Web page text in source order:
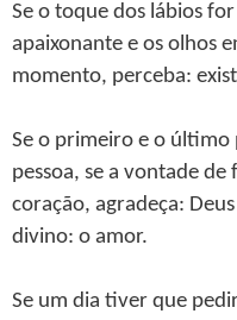
Se o toque dos lábios
apaixonante e os olhos
momento, perceba:
Se o primeiro e o último
pessoa, se a vontade
coração, agradeça:
divino: o amor.
Se um dia tiver que